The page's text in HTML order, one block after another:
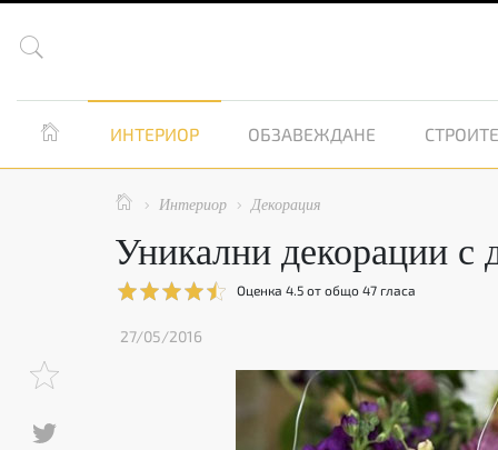

 ИНТЕРИОР ОБЗАВЕЖДАНЕ
  Интериор  Декорация
Уникални декорации с
Оценка 4.5от общо 47гласа
27/05/2016